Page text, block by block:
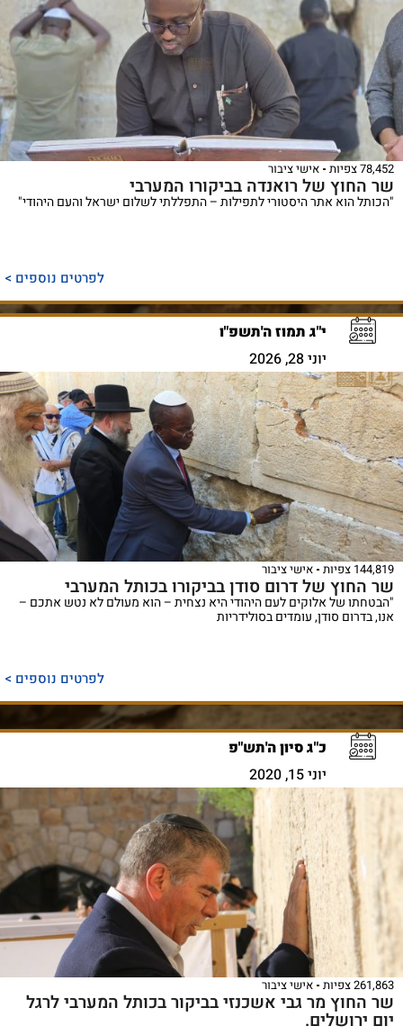
78,452 צפיות אישי ציבור
שר החוץ של רואנדה בביקורו המערבי
"הכותל הוא אתר היסטורי לתפילות – התפללתי לשלום ישראל והעם היהודי"
לפרטים נוספים >
י"ג תמוז ה'תשפ"ו
יוני 28, 2026
144,819 צפיות אישי ציבור
שר החוץ של דרום סודן בביקורו בכותל המערבי
"הבטחתו של אלוקים לעם היהודי היא נצחית – הוא מעולם לא נטש אתכם –
אנו, בדרום סודן, עומדים בסולידריות
לפרטים נוספים >
כ"ג סיון ה'תש"פ
יוני 15, 2020
261,863 צפיות אישי ציבור
שר החוץ מר גבי אשכנזי בביקור בכותל המערבי לרגל
יום ירושלים.